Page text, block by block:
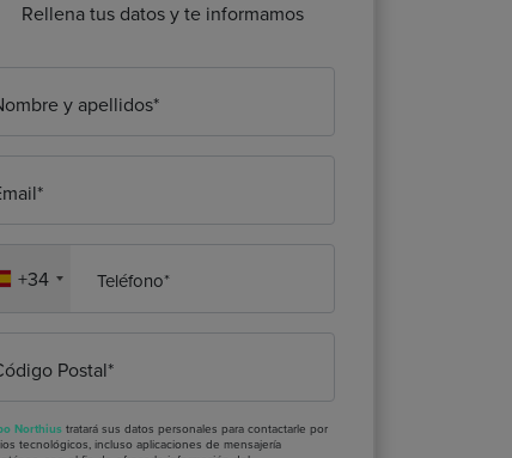
Rellena tus datos y te informamos
y apellidos*
+34 Teléfono*
Postal*
Northius tratará sus datos personales para contactarle por
tecnológicos, incluso aplicaciones de mensajería